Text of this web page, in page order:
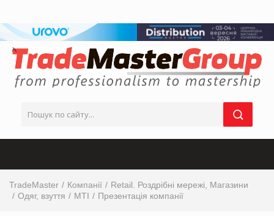
TradeMaster Компанії
Retail. Роздрібні мережі, Магазини
Одяг, взуття
МТІ Презентація компанії